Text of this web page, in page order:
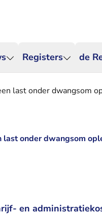
Registers de
last onder dwangsom
last onder dwangsom
en